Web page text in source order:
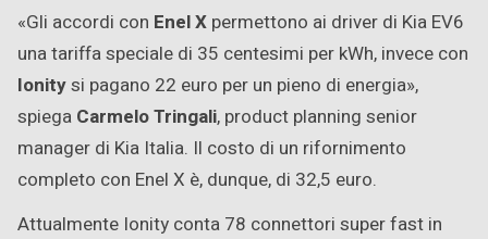
«Gli accordi con Enel X permettono ai driver di Kia EV6
una tariffa speciale di 35 centesimi per kWh, invece con
Ionitysi pagano 22 euro per un pieno di energia»,
spiega Carmelo Tringali, product planning senior
manager di Kia Italia. Il costo di un rifornimento
completo con Enel X è, dunque, di 32,5 euro.
Attualmente Ionity conta 78 connettori super fast in